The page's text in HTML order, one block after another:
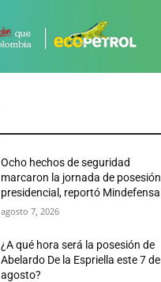
Ocho hechos de seguridad
marcaron la jornada de posesión
presidencial, reportó Mindefensa
agosto 7, 2026
¿A qué hora será la posesión de
Abelardo De la Espriella este 7 de
agosto?